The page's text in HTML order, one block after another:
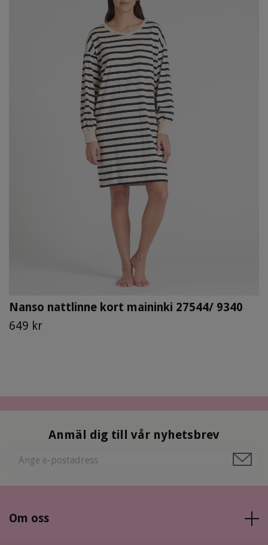
Nanso nattlinne kort maininki 27544/ 9340
649 kr
Anmäl dig till vår nyhetsbrev
Om oss